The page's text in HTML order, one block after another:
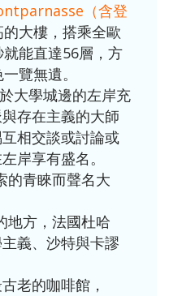
（含登
大樓，搭乘全歐
能直達56層，方
覽無遺。
大學城邊的左岸充
存在主義的大師
相交談或討論或
岸享有盛名。
的青睞而聲名大
地方，法國杜哈
義、沙特與卡謬
老的咖啡館，